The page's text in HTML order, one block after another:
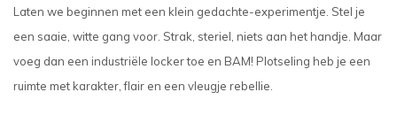
Laten we beginnen met een klein gedachte-experimentje. Stel je
een saaie, witte gang voor. Strak, steriel, niets aan het handje. Maar
voeg dan een industriële locker toe en BAM! Plotseling heb je een
ruimte met karakter, flair en een vleugje rebellie.